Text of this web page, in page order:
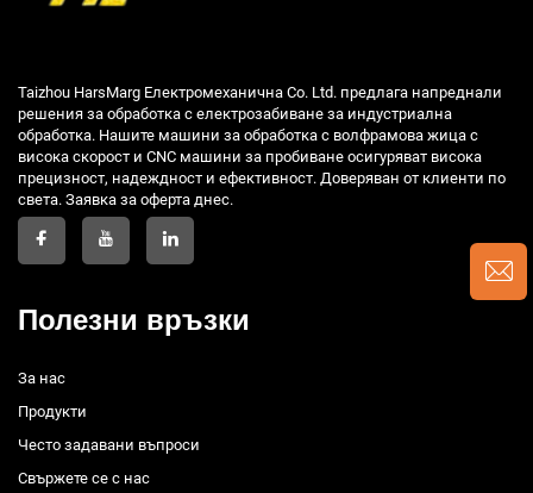
Taizhou HarsMarg Електромеханична Co. Ltd. предлага напреднали
решения за обработка с електрозабиване за индустриална
обработка. Нашите машини за обработка с волфрамова жица с
висока скорост и CNC машини за пробиване осигуряват висока
прецизност, надеждност и ефективност. Доверяван от клиенти по
света. Заявка за оферта днес.
Полезни връзки
За нас
Продукти
Често задавани въпроси
Свържете се с нас